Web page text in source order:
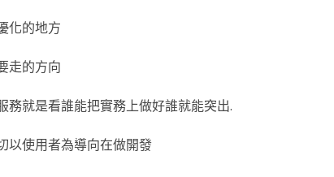
化的地方
走的方向
務就是看誰能把實務上做好誰就能突出.
以使用者為導向在做開發